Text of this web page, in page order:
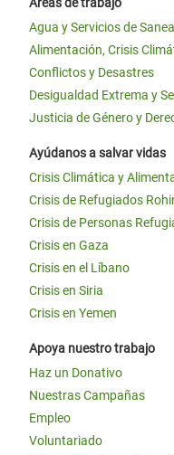
Agua y Servicios de
Alimentación, Crisis
Conflictos y Desastres
Desigualdad Extrema y
Justicia de Género y
Ayúdanos a salvar vidas
Crisis Climática y
Crisis de Refugiados
Crisis de Personas
Crisis en Gaza
Crisis en el Líbano
Crisis en Siria
Crisis en Yemen
Apoya nuestro trabajo
Haz un Donativo
Nuestras Campañas
Empleo
Voluntariado